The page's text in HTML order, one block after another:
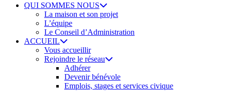
QUI SOMMES NOUS
La maison et son projet
L’équipe
Le Conseil d’Administration
ACCUEIL
Vous accueillir
Rejoindre le réseau
Adhérer
Devenir bénévole
Emplois, stages et services civique